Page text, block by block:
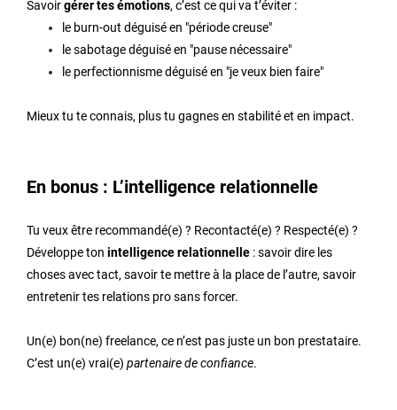
Savoirgérer tes émotions, c’est ce qui va t’éviter :
le burn-out déguisé en "période creuse"
le sabotage déguisé en "pause nécessaire"
le perfectionnisme déguisé en "je veux bien faire"
Mieux tu te connais, plus tu gagnes en stabilité et en impact.
En bonus : L’intelligence relationnelle
Tu veux être recommandé(e) ? Recontacté(e) ? Respecté(e) ?
Développe ton intelligence relationnelle : savoir dire les
choses avec tact, savoir te mettre à la place de l’autre, savoir
entretenir tes relations pro sans forcer.
Un(e) bon(ne) freelance, ce n’est pas juste un bon prestataire.
C’est un(e) vrai(e) partenaire de confiance.